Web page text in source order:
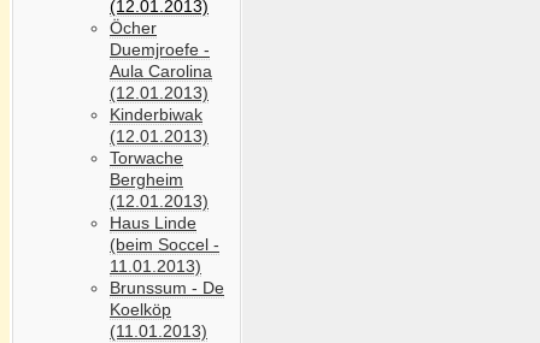
(12.01.2013)
Öcher
Duemjroefe -
Aula Carolina
(12.01.2013)
Kinderbiwak
(12.01.2013)
Torwache
Bergheim
(12.01.2013)
Haus Linde
(beim Soccel -
11.01.2013)
Brunssum - De
Koelköp
(11.01.2013)